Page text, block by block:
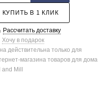
КУПИТЬ В 1 КЛИК
Рассчитать доставку
Хочу в подарок
действительна только для
магазина товаров для дома
and Mill